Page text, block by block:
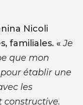
Nicoli
familiales. «Je
que mon
établir une
les
constructive.